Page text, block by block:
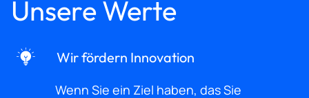
Unsere Werte
Wir fördern Innovation
Wenn Sie ein Ziel haben, das Sie